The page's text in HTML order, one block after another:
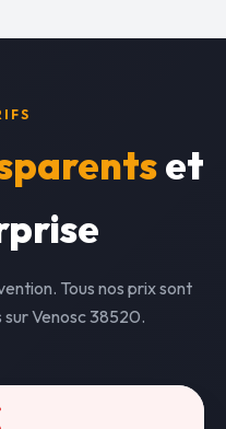
et
Tous nos prix sont
Venosc 38520.